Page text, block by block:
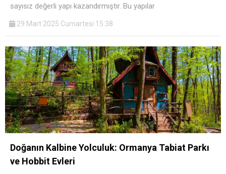
sayısız değerli yapı kazandırmıştır. Bu yapılar
29 Mart 2025 Cumartesi 15:38
Doğanın Kalbine Yolculuk: Ormanya Tabiat Parkı
ve Hobbit Evleri